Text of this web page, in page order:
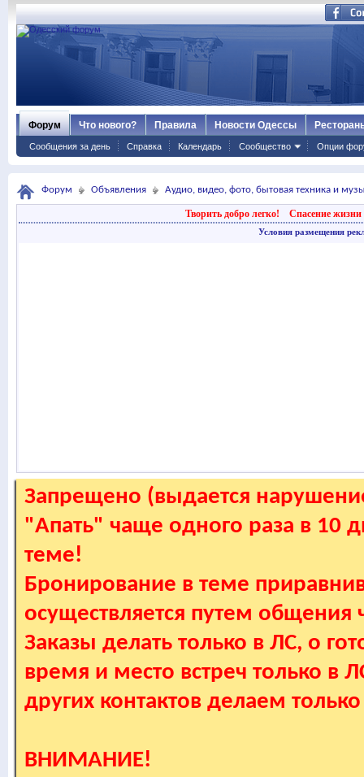
Форум
Сообщения за день Справка Календарь Сообщество Опции
Что нового? Правила Новости Одессы
Форум Объявления Аудио, видео, фото, бытовая техника и
Творить добро легко! Спасение жизни
Условия размещения
Запрещено (выдается
"Апать" чаще одного раза в 10
теме!
Бронирование в теме
осуществляется путем
Заказы делать только в ЛС, о
время и место встреч только в
других контактов делаем
ВНИМАНИЕ!